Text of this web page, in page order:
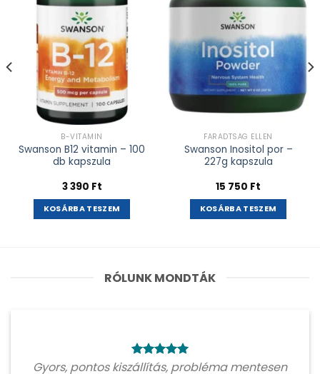
B-VITAMIN
Swanson B12 vitamin – 100
db kapszula
3 390 Ft
KOSÁRBA TESZEM
FÁRADTSÁG ELLEN
Swanson Inositol por –
227g kapszula
15 750 Ft
KOSÁRBA TESZEM
RÓLUNK MONDTÁK
Gyors, pontos kiszállítás, probléma mentesen